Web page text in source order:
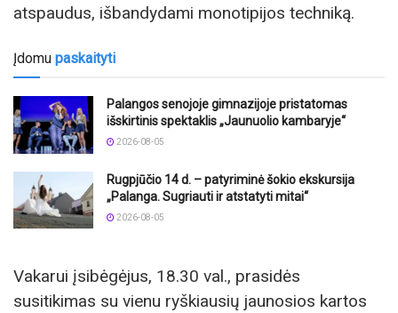
atspaudus, išbandydami monotipijos techniką.
Įdomu paskaityti
Palangos senojoje gimnazijoje pristatomas
išskirtinis spektaklis „Jaunuolio kambaryje“
2026-08-05
Rugpjūčio 14 d. – patyriminė šokio ekskursija
„Palanga. Sugriauti ir atstatyti mitai“
2026-08-05
Vakarui įsibėgėjus, 18.30 val., prasidės
susitikimas su vienu ryškiausių jaunosios kartos